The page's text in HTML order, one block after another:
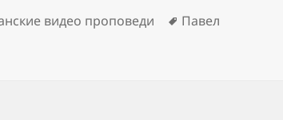
видео проповеди Метки
Павел